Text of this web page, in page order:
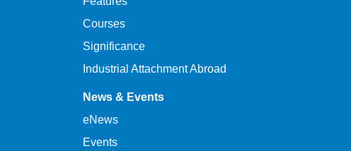
Courses
Significance
Industrial Attachment Abroad
News & Events
eNews
Events